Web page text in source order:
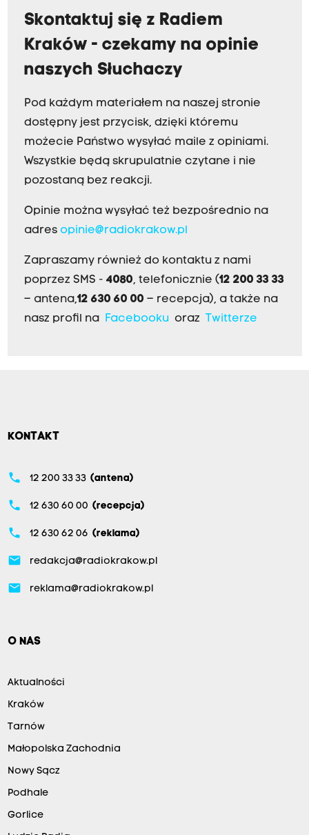
Skontaktuj się z Radiem
Kraków - czekamy na opinie
naszych Słuchaczy
Pod każdym materiałem na naszej stronie
dostępny jest przycisk, dzięki któremu
możecie Państwo wysyłać maile z opiniami.
Wszystkie będą skrupulatnie czytane i nie
pozostaną bez reakcji.
Opinie można wysyłać też bezpośrednio na
adres opinie@radiokrakow.pl
Zapraszamy również do kontaktu z nami
poprzez SMS - 4080, telefonicznie (12 200 33 33
– antena,12 630 60 00 – recepcja), a także na
nasz profil na
Facebookuoraz Twitterze
KONTAKT
phone 12 200 33 33 (antena)
phone 12 630 60 00 (recepcja)
phone 12 630 62 06 (reklama)
email redakcja@radiokrakow.pl
email reklama@radiokrakow.pl
O NAS
Aktualności
Kraków
Tarnów
Małopolska Zachodnia
Nowy Sącz
Podhale
Gorlice